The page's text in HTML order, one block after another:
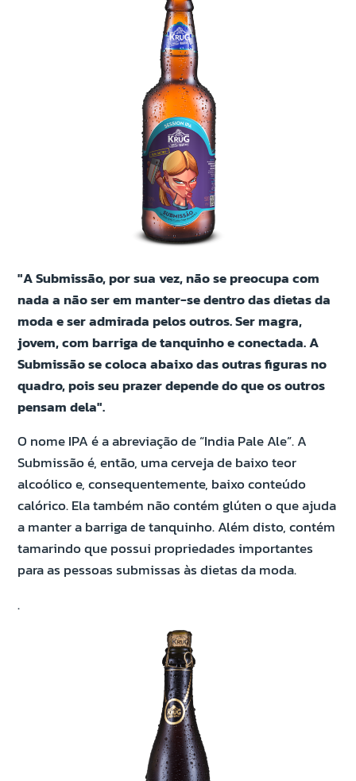
"A Submissão, por sua vez, não se preocupa com
nada a não ser em manter-se dentro das dietas da
moda e ser admirada pelos outros. Ser magra,
jovem, com barriga de tanquinho e conectada. A
Submissão se coloca abaixo das outras figuras no
quadro, pois seu prazer depende do que os outros
pensam dela".
O nome IPA é a abreviação de “India Pale Ale”. A
Submissão é, então, uma cerveja de baixo teor
alcoólico e, consequentemente, baixo conteúdo
calórico. Ela também não contém glúten o que ajuda
a manter a barriga de tanquinho. Além disto, contém
tamarindo que possui propriedades importantes
para as pessoas submissas às dietas da moda.
.